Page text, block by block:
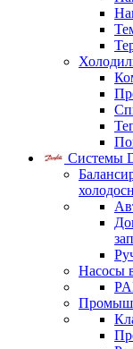
Системы
Насосы